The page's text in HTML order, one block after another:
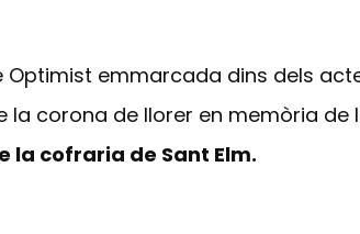
emmarcada dins dels
la corona de llorer en memòria
la cofraria de Sant Elm.